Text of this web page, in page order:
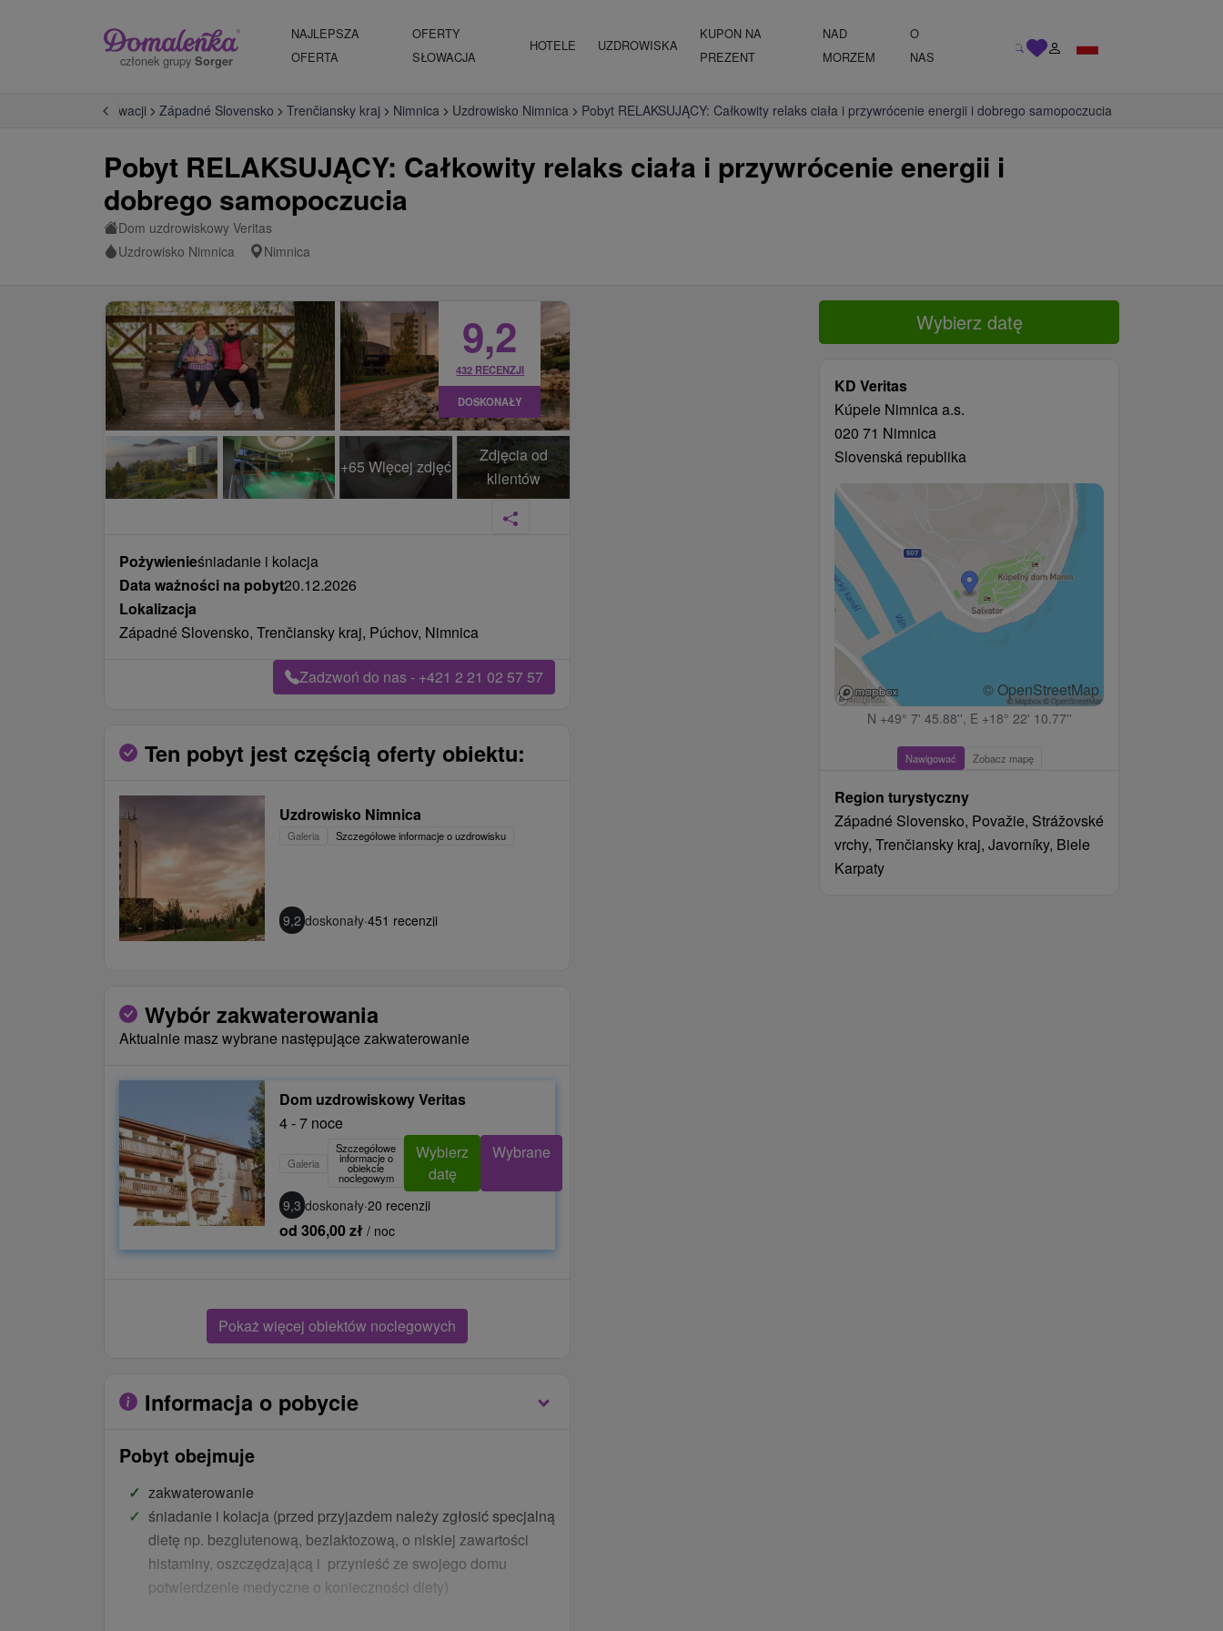
członek grupy Sorger
NAJLEPSZA
OFERTA
OFERTY
SŁOWACJA
HOTELE UZDROWISKA
KUPON NA
PREZENT
NAD
MORZEM
O
NAS
Uzdrowiska na Słowacji Západné Slovensko Trenčiansky kraj Nimnica Uzdrowisko Nimnica Pobyt RELAKSUJĄCY: Całkowity relaks ciała i przywrócenie energii i dobrego samopoczucia
Pobyt RELAKSUJĄCY: Całkowity relaks ciała i przywrócenie energii i
dobrego samopoczucia
Dom uzdrowiskowy Veritas
Uzdrowisko Nimnica
Nimnica
Wybierz datę
KD Veritas
Kúpele Nimnica a.s.
020 71 Nimnica
Slovenská republika
© OpenStreetMap
N +49° 7' 45.88'', E +18° 22' 10.77''
Nawigować Zobacz mapę
Region turystyczny
Západné Slovensko, Považie, Strážovské
vrchy, Trenčiansky kraj, Javorníky, Biele
Karpaty
+65 Więcej zdjęć
Zdjęcia od
klientów
9,2
432 RECENZJI
DOSKONAŁY
Pożywienieśniadanie i kolacja
Data ważności na pobyt20.12.2026
Lokalizacja
Západné Slovensko, Trenčiansky kraj, Púchov, Nimnica
Zadzwoń do nas - +421 2 21 02 57 57
Ten pobyt jest częścią oferty obiektu:
Uzdrowisko Nimnica
Galeria Szczegółowe informacje o uzdrowisku
9,2 doskonały·451 recenzji
Wybór zakwaterowania
Aktualnie masz wybrane następujące zakwaterowanie
Dom uzdrowiskowy Veritas
4 - 7 noce
Galeria
Szczegółowe
informacje o
obiekcie
noclegowym
Wybierz
datę
Wybrane
9,3 doskonały·20 recenzji
od 306,00 zł / noc
Pokaż więcej obiektów noclegowych
Informacja o pobycie
Pobyt obejmuje
zakwaterowanie
śniadanie i kolacja (przed przyjazdem należy zgłosić specjalną
dietę np. bezglutenową, bezlaktozową, o niskiej zawartości
histaminy, oszczędzającą i przynieść ze swojego domu
potwierdzenie medyczne o konieczności diety)